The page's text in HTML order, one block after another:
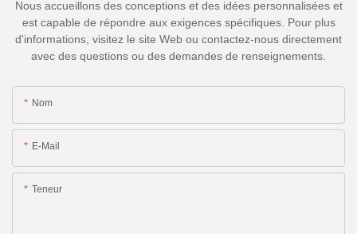
Nous accueillons des conceptions et des idées personnalisées et
est capable de répondre aux exigences spécifiques. Pour plus
d'informations, visitez le site Web ou contactez-nous directement
avec des questions ou des demandes de renseignements.
Nom
E-Mail
Teneur